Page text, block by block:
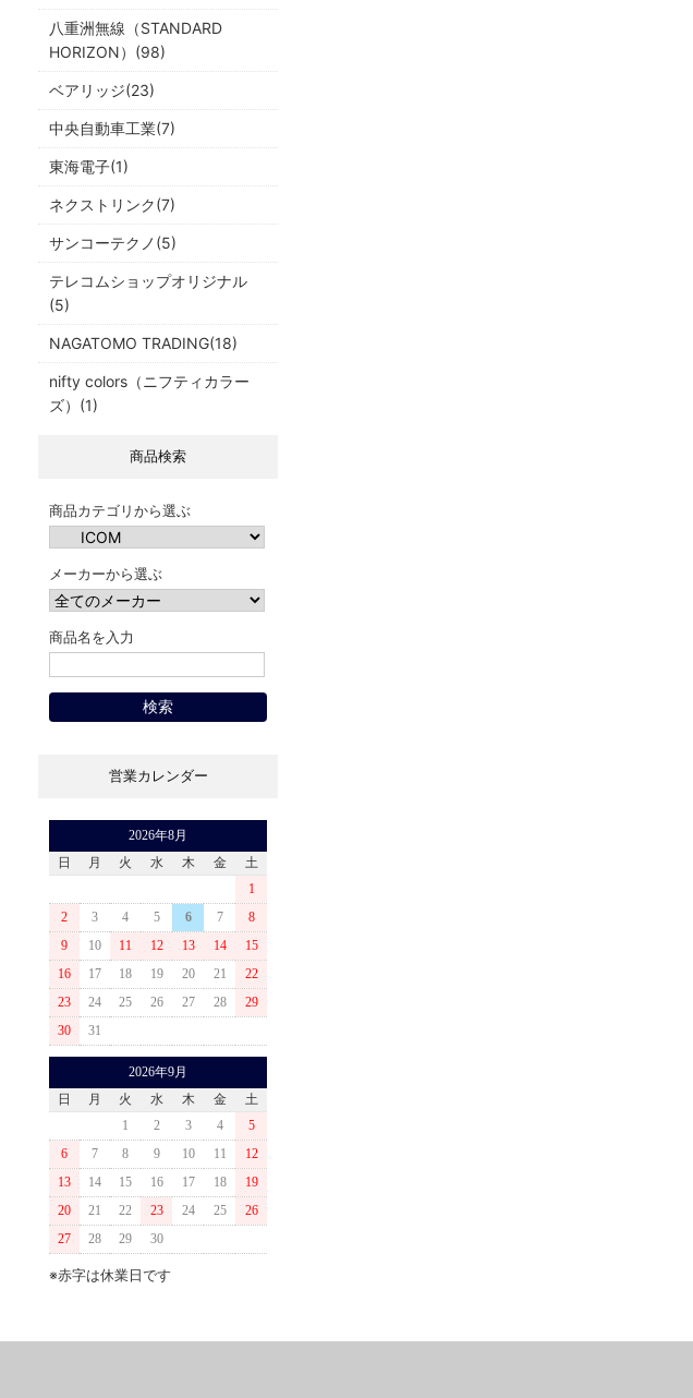
八重洲無線（STANDARD
HORIZON）(98)
ベアリッジ(23)
中央自動車工業(7)
東海電子(1)
ネクストリンク(7)
サンコーテクノ(5)
テレコムショップオリジナル
(5)
NAGATOMO TRADING(18)
nifty colors（ニフティカラー
ズ）(1)
商品検索
商品カテゴリから選ぶ
メーカーから選ぶ
商品名を入力
営業カレンダー
2026年8月
日
月 火 水 木 金
土
1
2
3 4 5 6 7
8
9
10 11 12 13 14
15
16
17 18 19 20 21
22
23
24 25 26 27 28
29
30
31
2026年9月
日
月 火 水 木 金
土
1
2 3 4
5
6
7 8 9 10 11
12
13
14 15 16 17 18
19
20
21 22 23 24 25
26
27
28 29 30
※赤字は休業日です